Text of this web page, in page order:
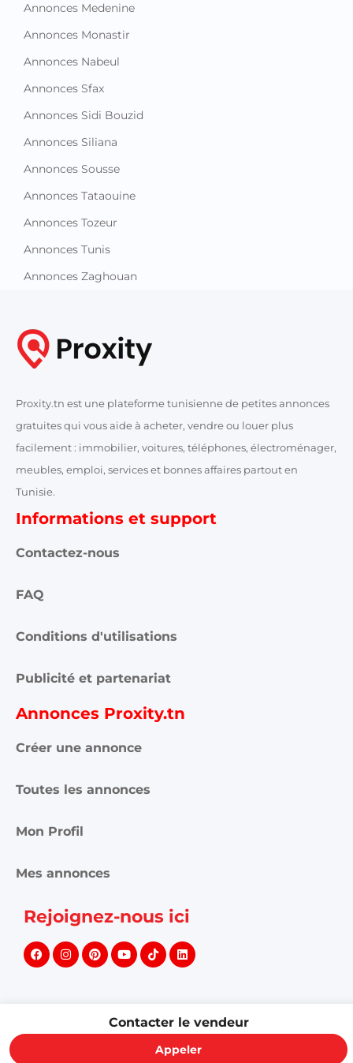
Contacter le vendeur
Appeler
Annonces Medenine
Annonces Monastir
Annonces Nabeul
Annonces Sfax
Annonces Sidi Bouzid
Annonces Siliana
Annonces Sousse
Annonces Tataouine
Annonces Tozeur
Annonces Tunis
Annonces Zaghouan
Proxity.tn est une plateforme tunisienne de petites annonces
gratuites qui vous aide à acheter, vendre ou louer plus
facilement : immobilier, voitures, téléphones, électroménager,
meubles, emploi, services et bonnes affaires partout en
Tunisie.
Informations et support
Contactez-nous
FAQ
Conditions d'utilisations
Publicité et partenariat
Annonces Proxity.tn
Créer une annonce
Toutes les annonces
Mon Profil
Mes annonces
Rejoignez-nous ici
PROXITY. Tous droits réservés.